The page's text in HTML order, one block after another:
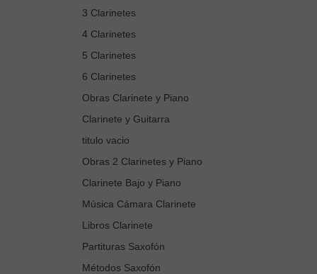
3 Clarinetes
4 Clarinetes
5 Clarinetes
6 Clarinetes
Obras Clarinete y Piano
Clarinete y Guitarra
titulo vacio
Obras 2 Clarinetes y Piano
Clarinete Bajo y Piano
Música Cámara Clarinete
Libros Clarinete
Partituras Saxofón
Métodos Saxofón